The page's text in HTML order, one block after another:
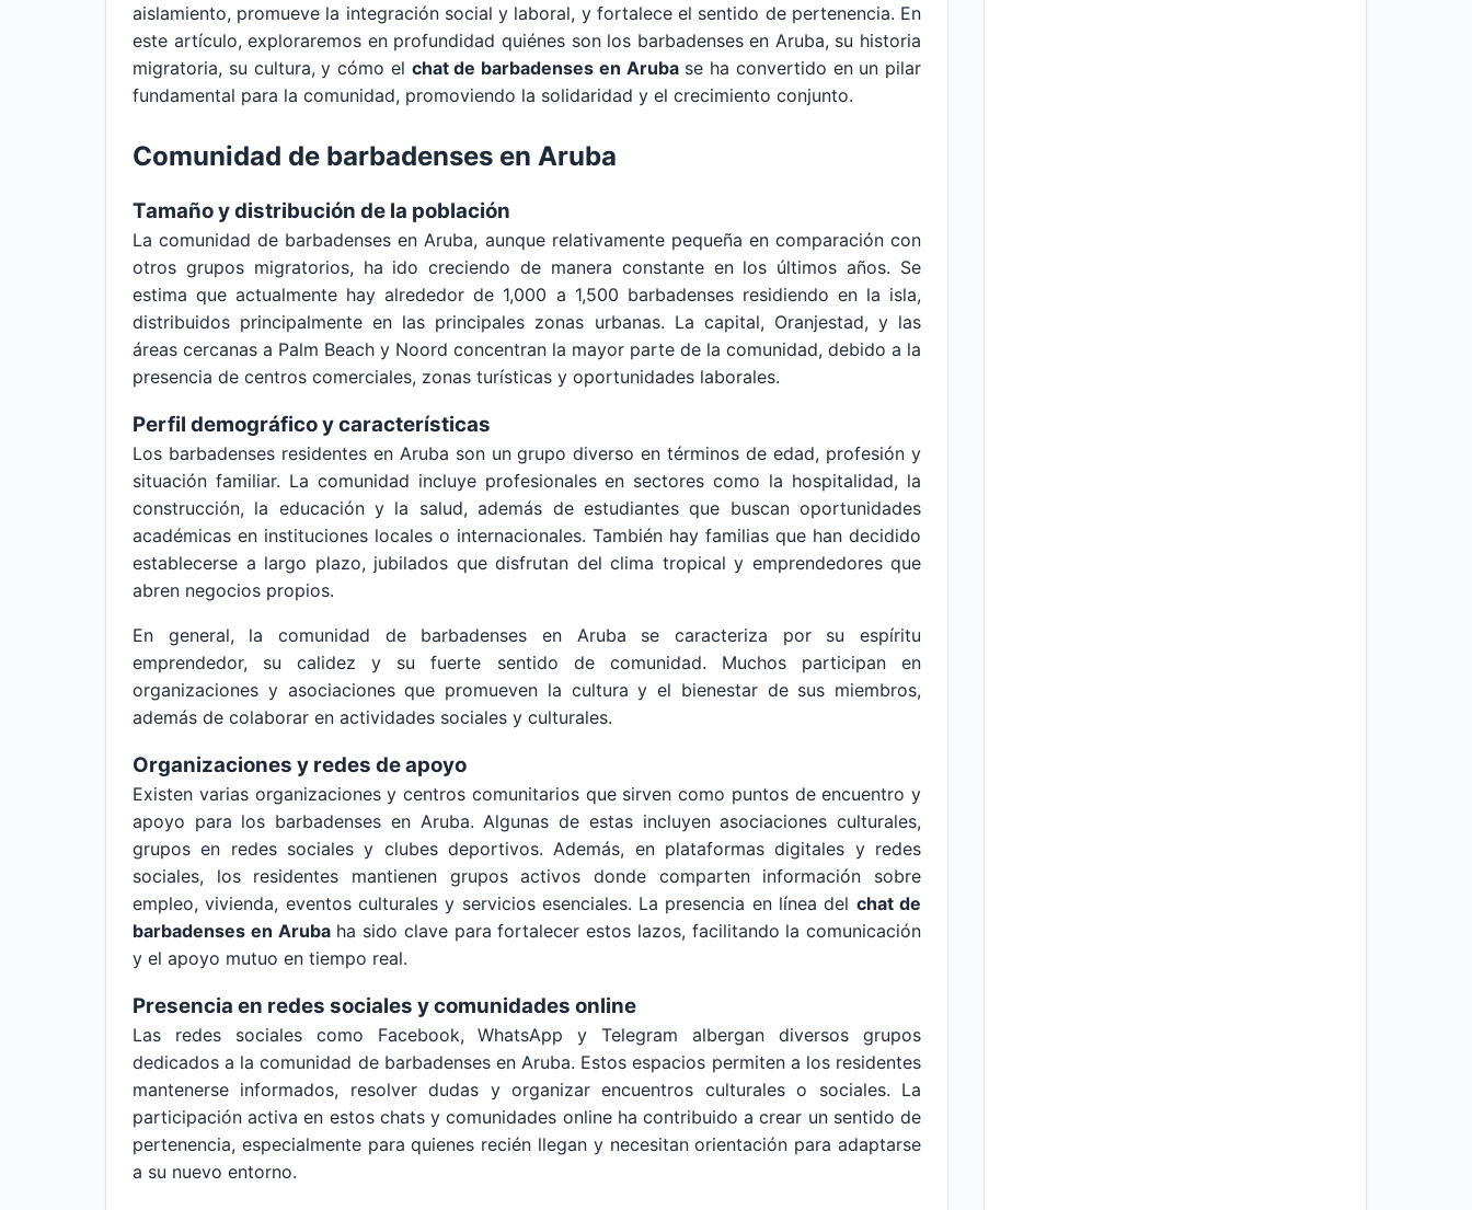
aislamiento, promueve la integración social y laboral, y fortalece el sentido de pertenencia. En
este artículo, exploraremos en profundidad quiénes son los barbadenses en Aruba, su historia
migratoria, su cultura, y cómo el chat de barbadenses en Arubase ha convertido en un pilar
fundamental para la comunidad, promoviendo la solidaridad y el crecimiento conjunto.
Comunidad de barbadenses en Aruba
Tamaño y distribución de la población
La comunidad de barbadenses en Aruba, aunque relativamente pequeña en comparación con
otros grupos migratorios, ha ido creciendo de manera constante en los últimos años. Se
estima que actualmente hay alrededor de 1,000 a 1,500 barbadenses residiendo en la isla,
distribuidos principalmente en las principales zonas urbanas. La capital, Oranjestad, y las
áreas cercanas a Palm Beach y Noord concentran la mayor parte de la comunidad, debido a la
presencia de centros comerciales, zonas turísticas y oportunidades laborales.
Perfil demográfico y características
Los barbadenses residentes en Aruba son un grupo diverso en términos de edad, profesión y
situación familiar. La comunidad incluye profesionales en sectores como la hospitalidad, la
construcción, la educación y la salud, además de estudiantes que buscan oportunidades
académicas en instituciones locales o internacionales. También hay familias que han decidido
establecerse a largo plazo, jubilados que disfrutan del clima tropical y emprendedores que
abren negocios propios.
En general, la comunidad de barbadenses en Aruba se caracteriza por su espíritu
emprendedor, su calidez y su fuerte sentido de comunidad. Muchos participan en
organizaciones y asociaciones que promueven la cultura y el bienestar de sus miembros,
además de colaborar en actividades sociales y culturales.
Organizaciones y redes de apoyo
Existen varias organizaciones y centros comunitarios que sirven como puntos de encuentro y
apoyo para los barbadenses en Aruba. Algunas de estas incluyen asociaciones culturales,
grupos en redes sociales y clubes deportivos. Además, en plataformas digitales y redes
sociales, los residentes mantienen grupos activos donde comparten información sobre
empleo, vivienda, eventos culturales y servicios esenciales. La presencia en línea del chat de
barbadenses en Arubaha sido clave para fortalecer estos lazos, facilitando la comunicación
y el apoyo mutuo en tiempo real.
Presencia en redes sociales y comunidades online
Las redes sociales como Facebook, WhatsApp y Telegram albergan diversos grupos
dedicados a la comunidad de barbadenses en Aruba. Estos espacios permiten a los residentes
mantenerse informados, resolver dudas y organizar encuentros culturales o sociales. La
participación activa en estos chats y comunidades online ha contribuido a crear un sentido de
pertenencia, especialmente para quienes recién llegan y necesitan orientación para adaptarse
a su nuevo entorno.